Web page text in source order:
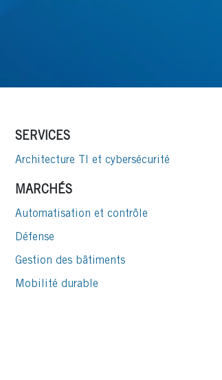
SERVICES
Architecture TI et cybersécurité
MARCHÉS
Automatisation et contrôle
Défense
Gestion des bâtiments
Mobilité durable